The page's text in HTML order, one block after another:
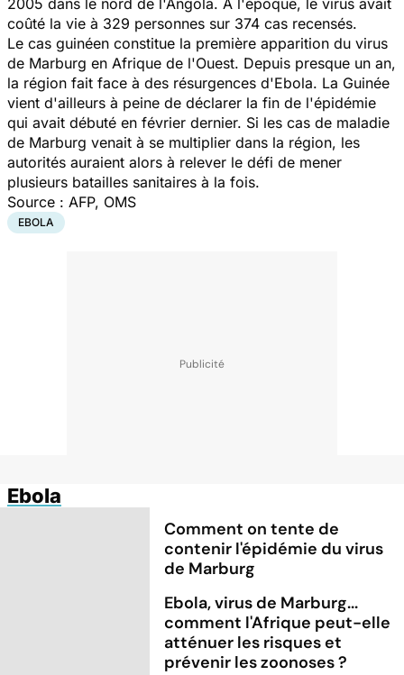
coûté la vie à 329 personnes sur 374 cas recensés.
Le cas guinéen constitue la première apparition du virus
de Marburg en Afrique de l'Ouest. Depuis presque un an,
la région fait face à des résurgences d'Ebola. La Guinée
vient d'ailleurs à peine de déclarer la fin de l'épidémie
qui avait débuté en février dernier. Si les cas de maladie
de Marburg venait à se multiplier dans la région, les
autorités auraient alors à relever le défi de mener
plusieurs batailles sanitaires à la fois.
Source : AFP, OMS
EBOLA
Ebola
Comment on tente de
contenir l'épidémie du virus
de Marburg
Ebola, virus de Marburg...
comment l'Afrique peut-elle
atténuer les risques et
prévenir les zoonoses ?